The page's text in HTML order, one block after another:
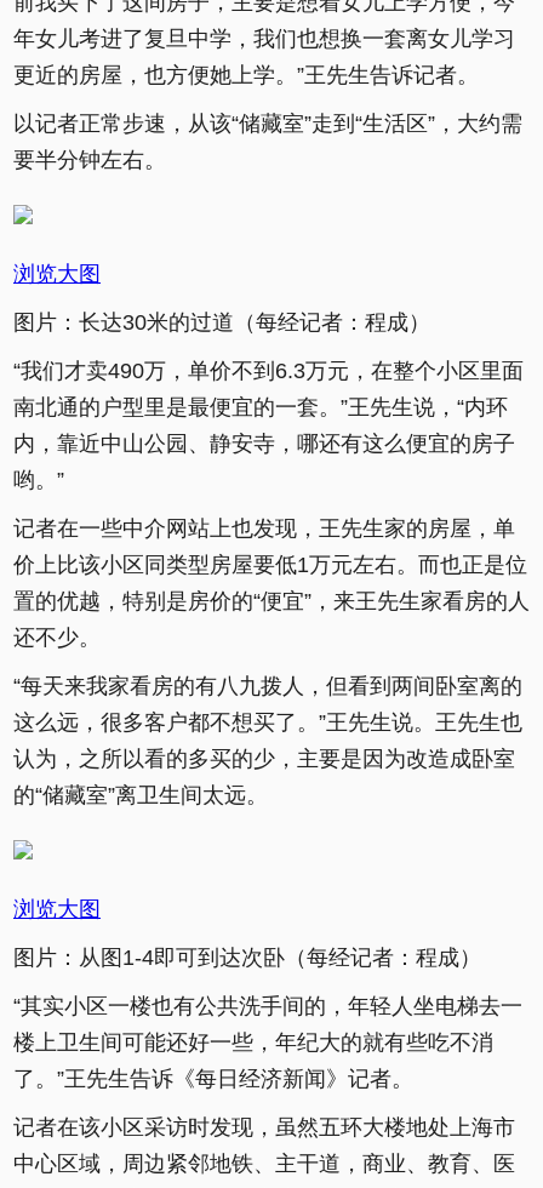
年女儿考进了复旦中学，我们也想换一套离女儿学习
更近的房屋，也方便她上学。”王先生告诉记者。
以记者正常步速，从该“储藏室”走到“生活区”，大约需
要半分钟左右。
浏览大图
图片：长达30米的过道（每经记者：程成）
“我们才卖490万，单价不到6.3万元，在整个小区里面
南北通的户型里是最便宜的一套。”王先生说，“内环
内，靠近中山公园、静安寺，哪还有这么便宜的房子
哟。”
记者在一些中介网站上也发现，王先生家的房屋，单
价上比该小区同类型房屋要低1万元左右。而也正是位
置的优越，特别是房价的“便宜”，来王先生家看房的人
还不少。
“每天来我家看房的有八九拨人，但看到两间卧室离的
这么远，很多客户都不想买了。”王先生说。王先生也
认为，之所以看的多买的少，主要是因为改造成卧室
的“储藏室”离卫生间太远。
浏览大图
图片：从图1-4即可到达次卧（每经记者：程成）
“其实小区一楼也有公共洗手间的，年轻人坐电梯去一
楼上卫生间可能还好一些，年纪大的就有些吃不消
了。”王先生告诉《每日经济新闻》记者。
记者在该小区采访时发现，虽然五环大楼地处上海市
中心区域，周边紧邻地铁、主干道，商业、教育、医